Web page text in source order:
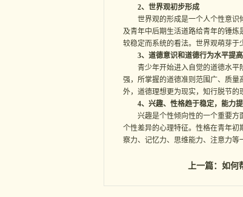
2、世界观初步形成
世界观的形成是一个人个性意识倾
及青年中后期生活道路给青年的锤
较稳定而系统的看法。世界观萌芽于
3、道德意识和道德行为水平提高
青少年开始进入自觉的道德水平阶
强，所掌握的道德准则范围广、质
外，道德理想更为现实，知行脱节的
4、兴趣、性格趋于稳定，能力
兴趣是个性倾向性的一个重要方面
个性差异的心理特征。性格在青年
察力、记忆力、思维能力、注意力等
上一篇： 如何